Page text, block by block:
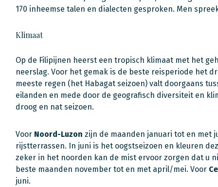
170 inheemse talen en dialecten gesproken. Men
Klimaat
Op de Filipijnen heerst een tropisch klimaat met het
neerslag. Voor het gemak is de beste reisperiode het
meeste regen (het Habagat seizoen) valt doorgaans
eilanden en mede door de geografisch diversiteit en
droog en nat seizoen.
Voor Noord-Luzon zijn de maanden januari tot en met
rijstterrassen. In juni is het oogstseizoen en kleuren
zeker in het noorden kan de mist ervoor zorgen dat u
beste maanden november tot en met april/mei. Voor
juni.